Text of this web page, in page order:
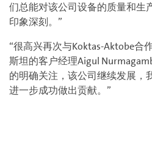
们总能对该公司设备的质量和生
印象深刻。”
“很高兴再次与Koktas-Aktobe合
斯坦的客户经理Aigul
的明确关注，该公司继续发展，
进一步成功做出贡献。”